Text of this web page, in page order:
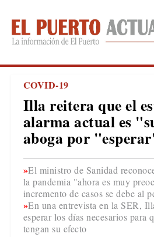
COVID-19
Illa reitera que el
alarma actual es
aboga por
El ministro de Sanidad
la pandemia "ahora es muy
incremento de casos se debe al
En una entrevista en la SER,
esperar los días necesarios para
tengan su efecto